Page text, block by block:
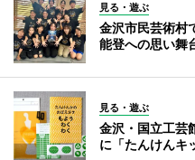
見る・遊ぶ
金沢市民芸術村
能登への思い舞
見る・遊ぶ
金沢・国立工芸
に「たんけんキ